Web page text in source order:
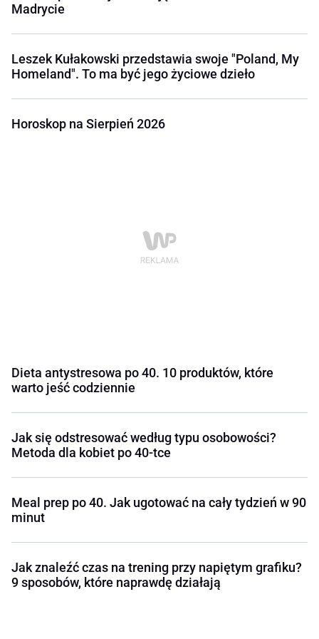
Madrycie
Leszek Kułakowski przedstawia swoje "Poland, My
Homeland". To ma być jego życiowe dzieło
Horoskop na Sierpień 2026
Dieta antystresowa po 40. 10 produktów, które
warto jeść codziennie
Jak się odstresować według typu osobowości?
Metoda dla kobiet po 40-tce
Meal prep po 40. Jak ugotować na cały tydzień w 90
minut
Jak znaleźć czas na trening przy napiętym grafiku?
9 sposobów, które naprawdę działają